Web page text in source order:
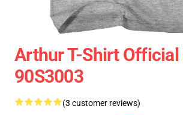
Arthur T-Shirt Official
90S3003
(3 customer reviews)